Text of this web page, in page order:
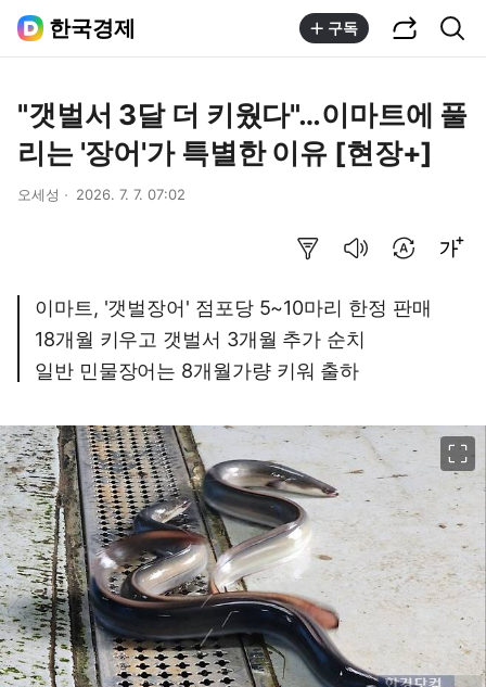
한국경제 구독
"갯벌서 3달 더 키웠다"…이마트에 풀
리는 '장어'가 특별한 이유 [현장+]
오세성 2026. 7. 7. 07:02
이마트, '갯벌장어' 점포당 5~10마리 한정 판매
18개월 키우고 갯벌서 3개월 추가 순치
일반 민물장어는 8개월가량 키워 출하